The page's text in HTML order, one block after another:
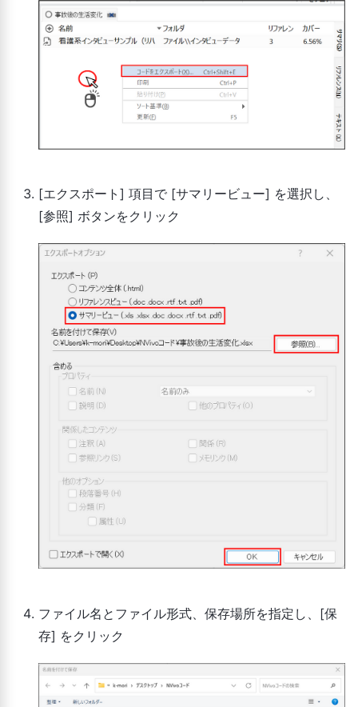
[エクスポート] 項目で [サマリービュー] を選択し、
[参照] ボタンをクリック
ファイル名とファイル形式、保存場所を指定し、[保
存] をクリック